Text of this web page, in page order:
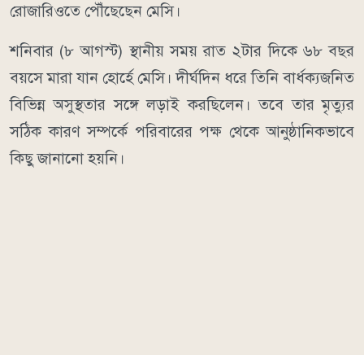
রোজারিওতে পৌঁছেছেন মেসি।
শনিবার (৮ আগস্ট) স্থানীয় সময় রাত ২টার দিকে ৬৮ বছর
বয়সে মারা যান হোর্হে মেসি। দীর্ঘদিন ধরে তিনি বার্ধক্যজনিত
বিভিন্ন অসুস্থতার সঙ্গে লড়াই করছিলেন। তবে তার মৃত্যুর
সঠিক কারণ সম্পর্কে পরিবারের পক্ষ থেকে আনুষ্ঠানিকভাবে
কিছু জানানো হয়নি।